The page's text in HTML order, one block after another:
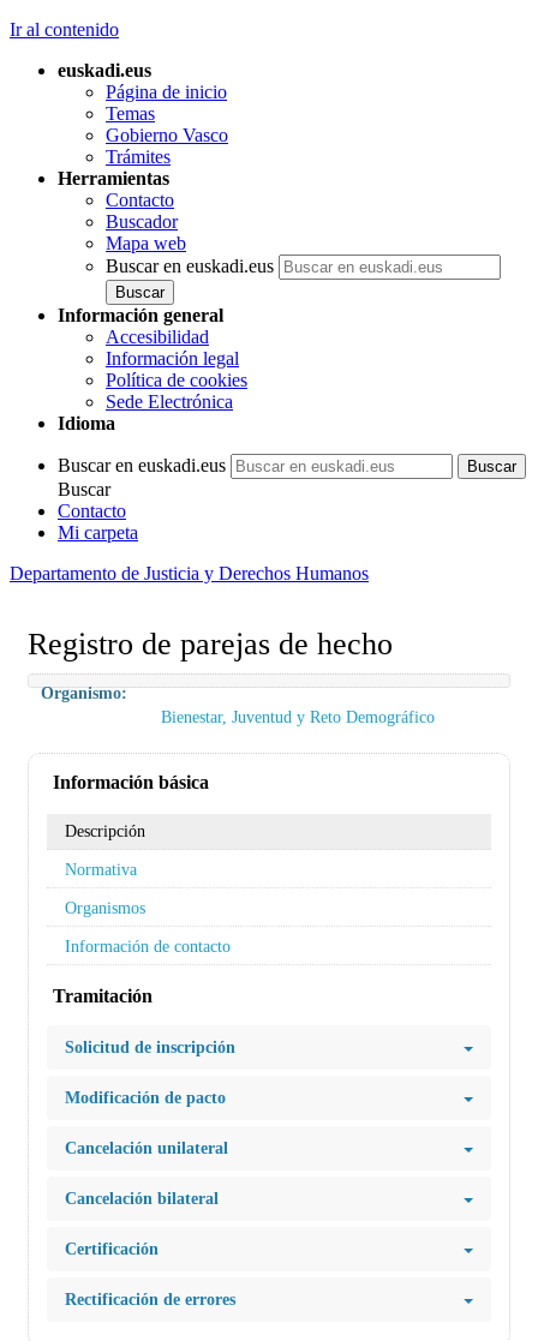
Ir al contenido
euskadi.eus
Página de inicio
Temas
Gobierno Vasco
Trámites
Herramientas
Contacto
Buscador
Mapa web
Buscar en euskadi.eus
Información general
Accesibilidad
Información legal
Política de cookies
Sede Electrónica
Idioma
Buscar en euskadi.eus
Buscar
Contacto
Mi carpeta
Departamento de Justicia y Derechos Humanos
Registro de parejas de hecho
Organismo:
Bienestar, Juventud y Reto Demográfico
Información básica
Descripción
Normativa
Organismos
Información de contacto
Tramitación
Solicitud de inscripción
Modificación de pacto
Cancelación unilateral
Cancelación bilateral
Certificación
Rectificación de errores